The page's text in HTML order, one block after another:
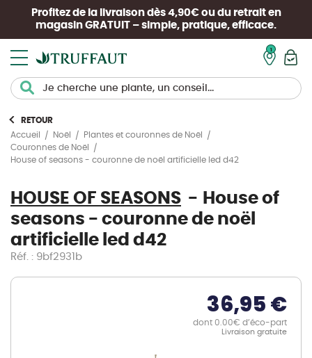
Profitez de la livraison dès 4,90€ ou du retrait en
magasin GRATUIT – simple, pratique, efficace.
RETOUR
Accueil
Noël
Plantes et couronnes de Noël
Couronnes de Noël
House of seasons - couronne de noël artificielle led d42
HOUSE OF SEASONS
House of
seasons - couronne de noël
artificielle led d42
Réf. : 9bf2931b
36,95 €
dont 0.00€ d’éco-part
Livraison gratuite